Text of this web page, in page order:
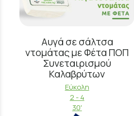
Αυγά σε σάλτσα
ντομάτας με Φέτα ΠΟΠ
Συνεταιρισμού
Καλαβρύτων
Εύκολη
2 - 4
30'